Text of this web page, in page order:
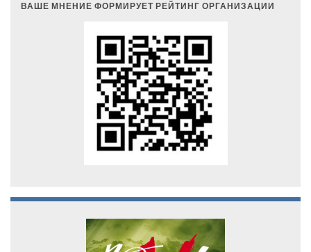
ВАШЕ МНЕНИЕ ФОРМИРУЕТ РЕЙТИНГ ОРГАНИЗАЦИИ